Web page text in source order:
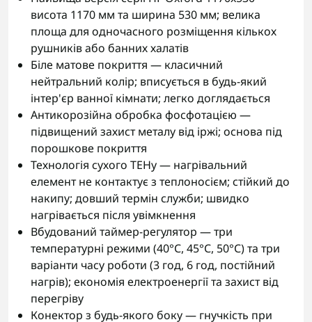
висота 1170 мм та ширина 530 мм; велика
площа для одночасного розміщення кількох
рушників або банних халатів
Біле матове покриття — класичний
нейтральний колір; вписується в будь-який
інтер'єр ванної кімнати; легко доглядається
Антикорозійна обробка фосфотацією —
підвищений захист металу від іржі; основа під
порошкове покриття
Технологія сухого ТЕНу — нагрівальний
елемент не контактує з теплоносієм; стійкий до
накипу; довший термін служби; швидко
нагрівається після увімкнення
Вбудований таймер-регулятор — три
температурні режими (40°С, 45°С, 50°С) та три
варіанти часу роботи (3 год, 6 год, постійний
нагрів); економія електроенергії та захист від
перегріву
Конектор з будь-якого боку — гнучкість при